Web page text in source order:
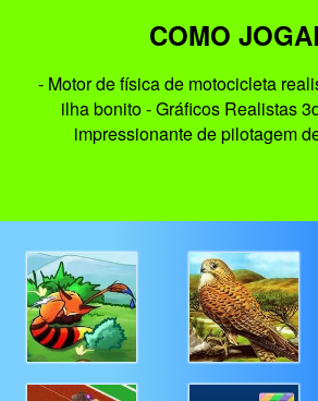
COMO
- Motor de física de motocicleta
ilha bonito - Gráficos Realistas
impressionante de pilotagem